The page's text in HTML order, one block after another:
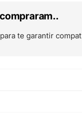
te garantir